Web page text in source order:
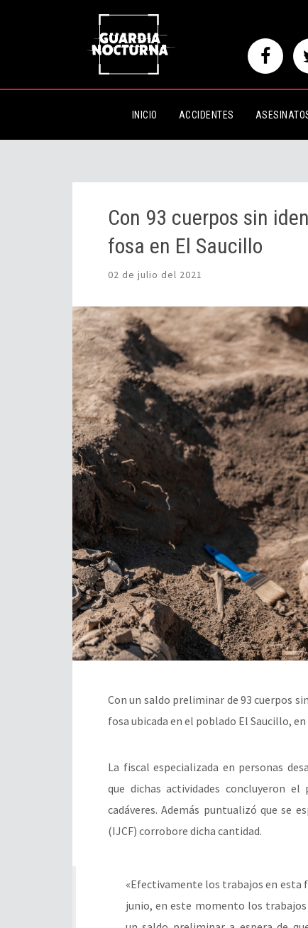
INICIO ACCIDENTES
Con 93 cuerpos sin
Con 93 cuerpos sin
fosa en El Saucillo
02 de julio del 2021
Con un saldo preliminar de 93 cuerpos
fosa ubicada en el poblado El Saucillo,
La fiscal especializada en personas
que dichas actividades concluyeron
cadáveres. Además puntualizó que se
(IJCF) corrobore dicha cantidad.
«Efectivamente los trabajos en esta
junio, en este momento los trabajos